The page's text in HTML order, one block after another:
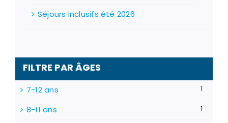
Séjours inclusifs été 2026
FILTRE PAR ÂGES
7-12 ans 1
8-11 ans 1